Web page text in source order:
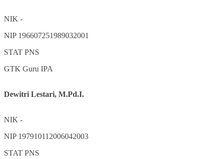
NIK -
NIP 196607251989032001
STAT PNS
GTK Guru IPA
Dewitri Lestari, M.Pd.I.
NIK -
NIP 197910112006042003
STAT PNS